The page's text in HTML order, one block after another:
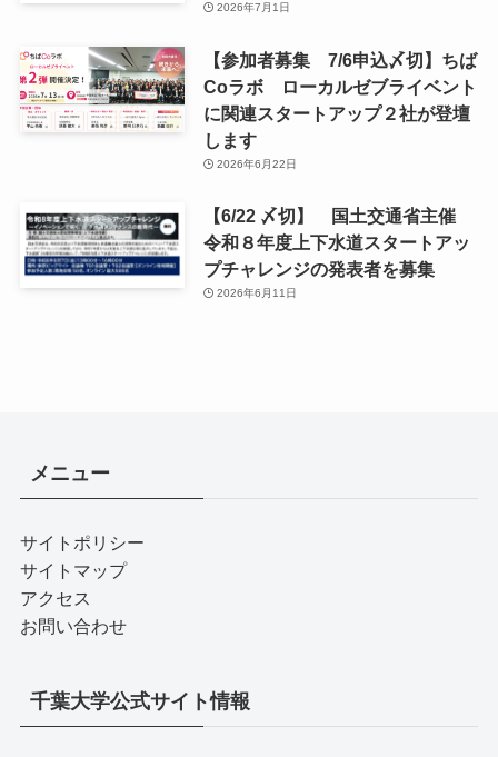
2026年7月1日
【参加者募集 7/6申込〆切】ちば
Coラボ ローカルゼブライベント
に関連スタートアップ２社が登壇
します
2026年6月22日
【6/22 〆切】 国土交通省主催
令和８年度上下水道スタートアッ
プチャレンジの発表者を募集
2026年6月11日
メニュー
サイトポリシー
サイトマップ
アクセス
お問い合わせ
千葉大学公式サイト情報